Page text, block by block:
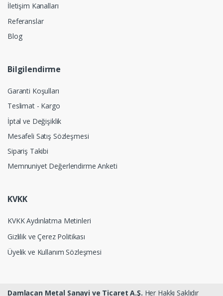
İletişim Kanalları
Referanslar
Blog
Bilgilendirme
Garanti Koşulları
Teslimat - Kargo
İptal ve Değişiklik
Mesafeli Satış Sözleşmesi
Sipariş Takibi
Memnuniyet Değerlendirme Anketi
KVKK
KVKK Aydınlatma Metinleri
Gizlilik ve Çerez Politikası
Üyelik ve Kullanım Sözleşmesi
Damlacan Metal Sanayi ve Ticaret A.Ş. Her Hakkı Saklıdır